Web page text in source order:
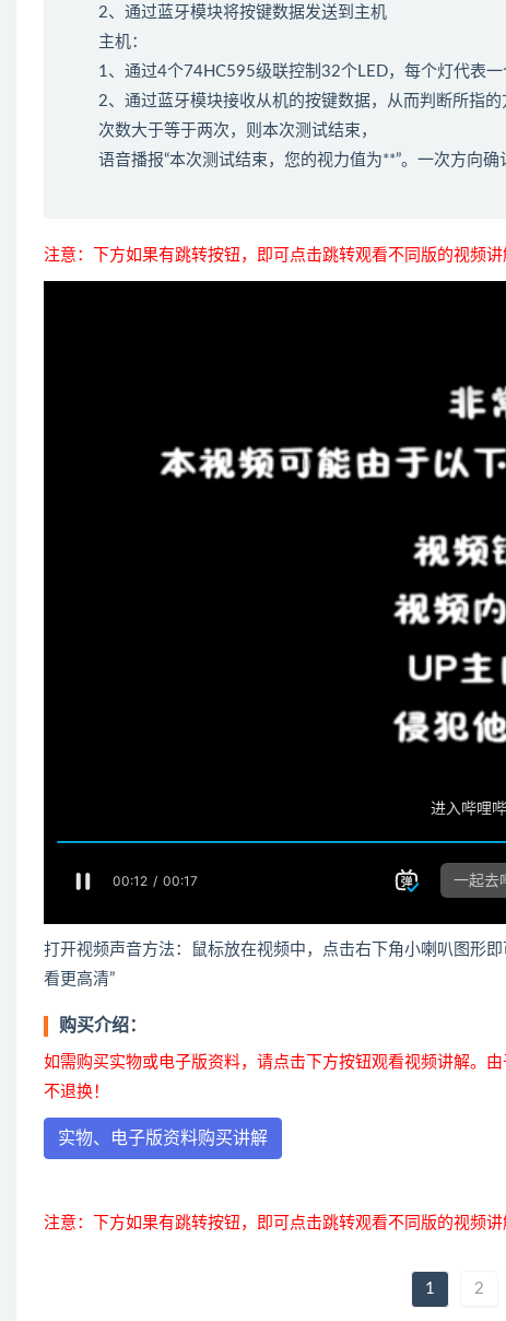
2、通过蓝牙模块将按键数据发送到主机
主机：
1、通过4个74HC595级联控制32个LED，每个灯代表一
2、通过蓝牙模块接收从机的按键数据，从而判断所指
次数大于等于两次，则本次测试结束，
语音播报“本次测试结束，您的视力值为**”。一次方向
注意：下方如果有跳转按钮，即可点击跳转观看不同版的视频讲
打开视频声音方法：鼠标放在视频中，点击右下角小喇叭图形
看更高清”
购买介绍：
如需购买实物或电子版资料，请点击下方按钮观看视频讲解。
不退换！
实物、电子版资料购买讲解
注意：下方如果有跳转按钮，即可点击跳转观看不同版的视频讲
1 2